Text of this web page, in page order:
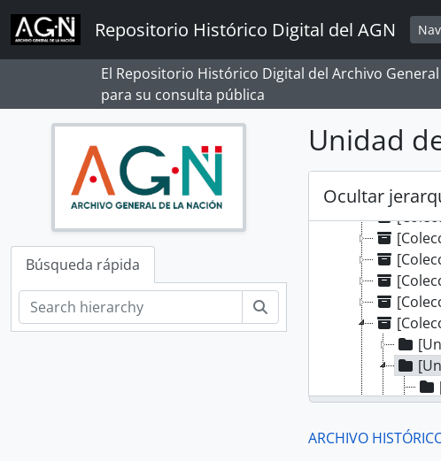
Skip to main content
Repositorio Histórico Digital del AGN
El Repositorio Histórico Digital del Archivo
para su consulta pública
Búsqueda rápida
Unidad
Ocultar
[Record
ARCHIVO